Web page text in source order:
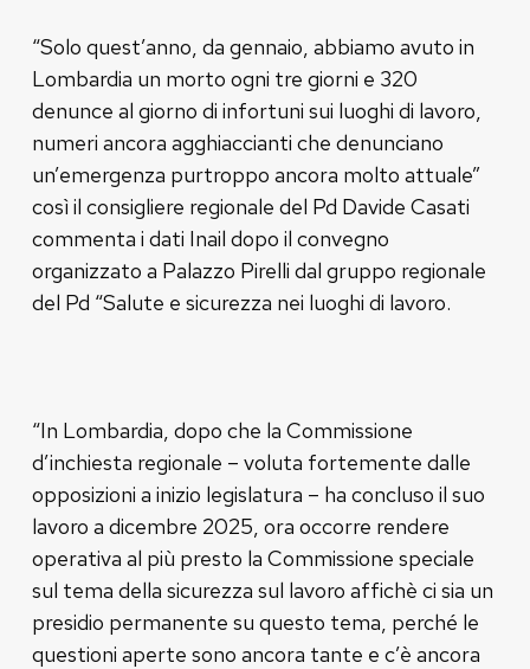
“Solo quest’anno, da gennaio, abbiamo avuto in
Lombardia un morto ogni tre giorni e 320
denunce al giorno di infortuni sui luoghi di lavoro,
numeri ancora agghiaccianti che denunciano
un’emergenza purtroppo ancora molto attuale”
così il consigliere regionale del Pd Davide Casati
commenta i dati Inail dopo il convegno
organizzato a Palazzo Pirelli dal gruppo regionale
del Pd “Salute e sicurezza nei luoghi di lavoro.
“In Lombardia, dopo che la Commissione
d’inchiesta regionale – voluta fortemente dalle
opposizioni a inizio legislatura – ha concluso il suo
lavoro a dicembre 2025, ora occorre rendere
operativa al più presto la Commissione speciale
sul tema della sicurezza sul lavoro affichè ci sia un
presidio permanente su questo tema, perché le
questioni aperte sono ancora tante e c’è ancora